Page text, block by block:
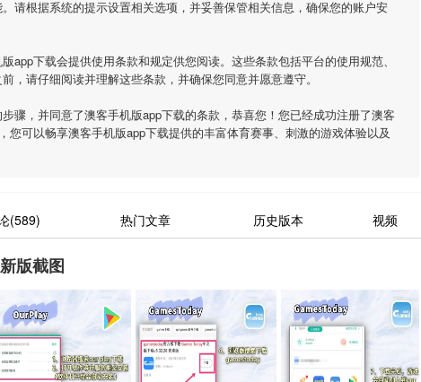
请根据系统的提示设置相关选项，并妥善保管相关信息，确保您的账户安
app下载会提供使用条款和规定供您阅读。这些条款包括平台的使用规范、
，请仔细阅读并理解这些条款，并确保您同意并愿意遵守。
骤，并同意了澳客手机版app下载的条款，恭喜您！您已经成功注册了澳客
您可以畅享澳客手机版app下载提供的丰富体育赛事、刺激的游戏体验以及
(589) 热门文章 历史版本 视频
版截图